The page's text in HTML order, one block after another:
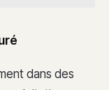
dans des